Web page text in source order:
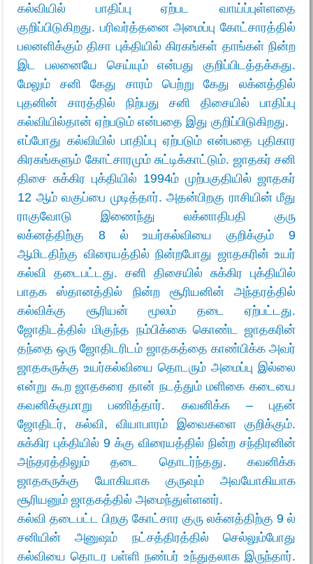
கல்வியில் பாதிப்பு ஏற்பட வாய்ப்புள்ளதை
குறிப்பிடுகிறது. பரிவர்த்தனை அமைப்பு கோட்சாரத்தில்
பலனளிக்கும் திசா புக்தியில் கிரகங்கள் தாங்கள் நின்ற
இட பலனையே செய்யும் என்பது குறிப்பிடத்தக்கது.
மேலும் சனி கேது சாரம் பெற்று கேது லக்னத்தில்
புதனின் சாரத்தில் நிற்பது சனி திசையில் பாதிப்பு
கல்வியில்தான் ஏற்படும் என்பதை இது குறிப்பிடுகிறது.
எப்போது கல்வியில் பாதிப்பு ஏற்படும் என்பதை புதிகார
கிரகங்களும் கோட்சாரமும் சுட்டிக்காட்டும். ஜாதகர் சனி
திசை சுக்கிர புக்தியில் 1994ம் முற்பகுதியில் ஜாதகர்
12 ஆம் வகுப்பை முடித்தார். அதன்பிறகு ராசியின் மீது
ராகுவோடு இணைந்து லக்னாதிபதி குரு
லக்னத்திற்கு 8 ல் உயர்கல்வியை குறிக்கும் 9
ஆமிடதிற்கு விரையத்தில் நின்றபோது ஜாதகரின் உயர்
கல்வி தடைபட்டது. சனி திசையில் சுக்கிர புக்தியில்
பாதக ஸ்தானத்தில் நின்ற சூரியனின் அந்தரத்தில்
கல்விக்கு சூரியன் மூலம் தடை ஏற்பட்டது.
ஜோதிடத்தில் மிகுந்த நம்பிக்கை கொண்ட ஜாதகரின்
தந்தை ஒரு ஜோதிடரிடம் ஜாதகத்தை காண்பிக்க அவர்
ஜாதகருக்கு உயர்கல்வியை தொடரும் அமைப்பு இல்லை
என்று கூற ஜாதகரை தான் நடத்தும் மளிகை கடையை
கவனிக்குமாறு பணித்தார். கவனிக்க – புதன்
ஜோதிடர், கல்வி, வியாபாரம் இவைகளை குறிக்கும்.
சுக்கிர புக்தியில் 9 க்கு விரையத்தில் நின்ற சந்திரனின்
அந்தரத்திலும் தடை தொடர்ந்தது. கவனிக்க
ஜாதகருக்கு யோகியாக குருவும் அவயோகியாக
சூரியனும் ஜாதகத்தில் அமைந்துள்ளனர்.
கல்வி தடைபட்ட பிறகு கோட்சார குரு லக்னத்திற்கு 9 ல்
சனியின் அனுஷம் நட்சத்திரத்தில் செல்லும்போது
கல்வியை தொடர பள்ளி நண்பர் உந்துதலாக இருந்தார்.